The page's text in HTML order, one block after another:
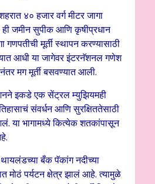
४० हजार वर्ग मीटर जागा
जमीन सुपीक आणि कृषीप्रधान
गणपतीची मूर्ती स्थापन करण्यासाठी
आधी या जागेवर इंटरनॅशनल गणेश
मग मूर्ती बसवण्यात आली.
इकडे एक सेंट्रल म्युझियमही
संवर्धन आणि सुरक्षिततेसाठी
या भागामध्ये कित्येक शतकांपासून
थायलंडच्या बँक पॅकांग नदीच्या
मोठं पर्यटन क्षेत्र झालं आहे. त्यामुळे